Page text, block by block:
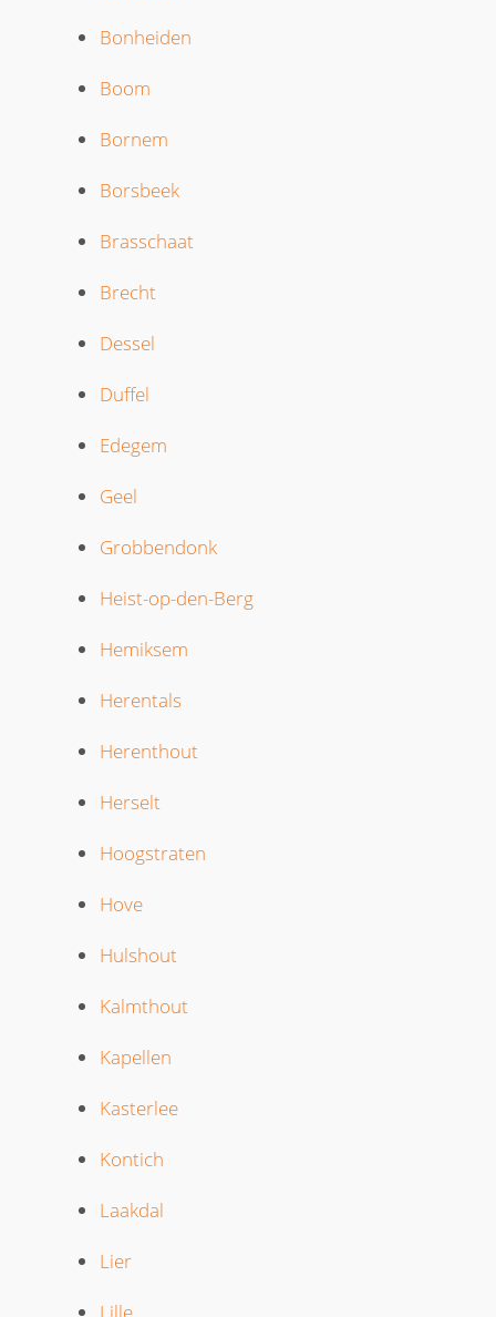
Bonheiden
Boom
Bornem
Borsbeek
Brasschaat
Brecht
Dessel
Duffel
Edegem
Geel
Grobbendonk
Heist-op-den-Berg
Hemiksem
Herentals
Herenthout
Herselt
Hoogstraten
Hove
Hulshout
Kalmthout
Kapellen
Kasterlee
Kontich
Laakdal
Lier
Lille